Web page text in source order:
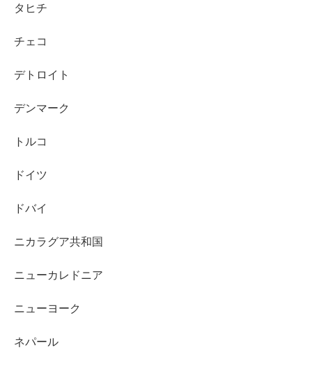
タヒチ
チェコ
デトロイト
デンマーク
トルコ
ドイツ
ドバイ
ニカラグア共和国
ニューカレドニア
ニューヨーク
ネパール